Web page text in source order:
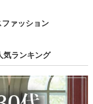
ァッション
気ランキング